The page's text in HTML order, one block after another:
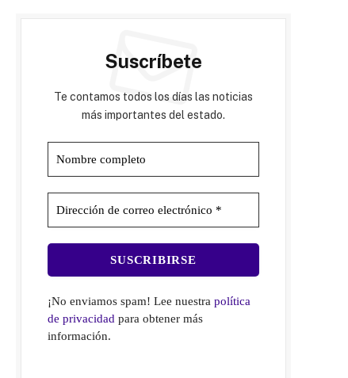
Suscríbete
Te contamos todos los días las noticias
más importantes del estado.
¡No enviamos spam! Lee nuestrapolítica
de privacidad para obtener más
información.